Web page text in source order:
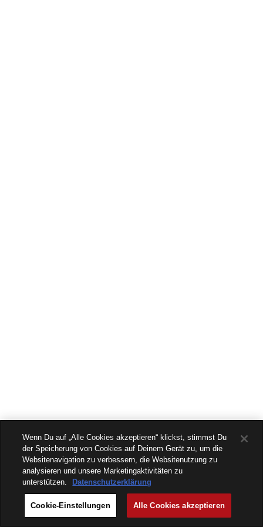
Wenn Du auf „Alle Cookies akzeptieren“ klickst, stimmst Du
der Speicherung von Cookies auf Deinem Gerät zu, um die
Websitenavigation zu verbessern, die Websitenutzung zu
analysieren und unsere Marketingaktivitäten zu
unterstützen.
Datenschutzerklärung
Cookie-Einstellungen Alle Cookies akzeptieren